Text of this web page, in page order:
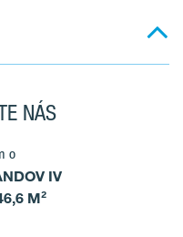
NÁS
o
IV
M²